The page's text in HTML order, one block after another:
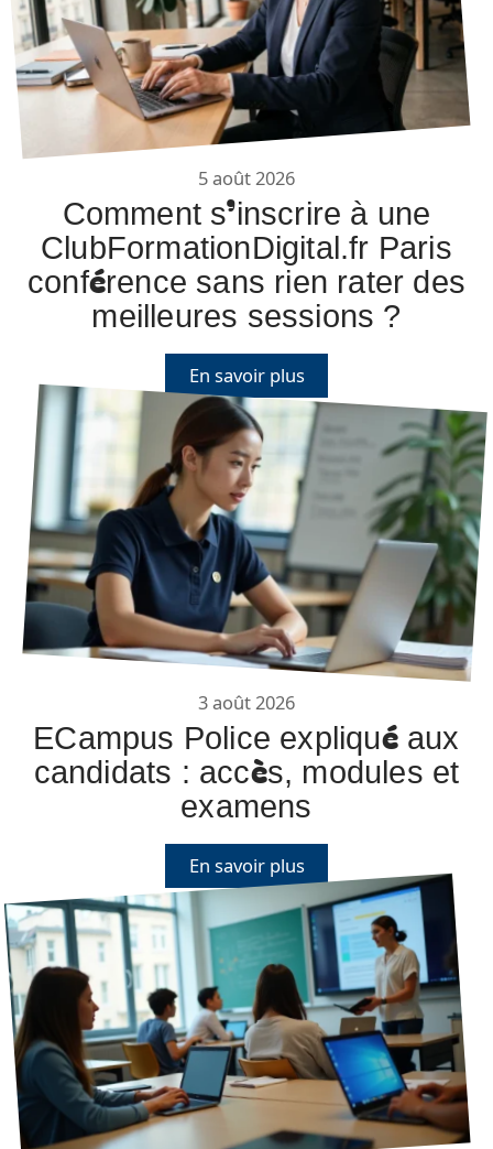
5 août 2026
Comment s’inscrire à une
ClubFormationDigital.fr Paris
conférence sans rien rater des
meilleures sessions ?
En savoir plus
3 août 2026
ECampus Police expliqué aux
candidats : accès, modules et
examens
En savoir plus